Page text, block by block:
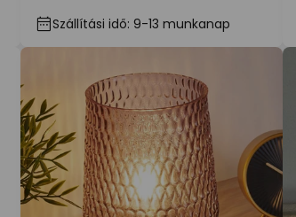
Szállítási idő: 9-13 munkanap